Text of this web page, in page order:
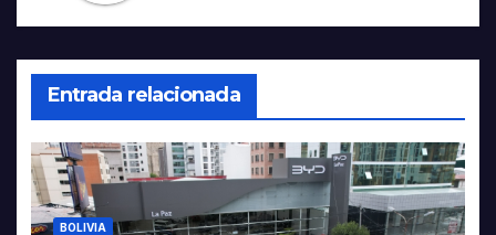
Entrada relacionada
BOLIVIA